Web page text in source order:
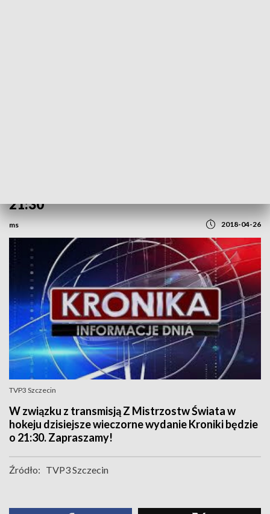
21:30
ms 2018-04-26
TVP3 Szczecin
W związku z transmisją Z Mistrzostw Świata w
hokeju dzisiejsze wieczorne wydanie Kroniki będzie
o 21:30. Zapraszamy!
Źródło: TVP3 Szczecin